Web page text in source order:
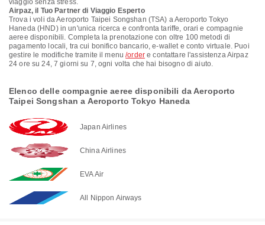
viaggio senza stress.
Airpaz, il Tuo Partner di Viaggio Esperto
Trova i voli da Aeroporto Taipei Songshan (TSA) a Aeroporto Tokyo
Haneda (HND) in un'unica ricerca e confronta tariffe, orari e compagnie
aeree disponibili. Completa la prenotazione con oltre 100 metodi di
pagamento locali, tra cui bonifico bancario, e-wallet e conto virtuale. Puoi
gestire le modifiche tramite il menu/order e contattare l'assistenza Airpaz
24 ore su 24, 7 giorni su 7, ogni volta che hai bisogno di aiuto.
Elenco delle compagnie aeree disponibili da Aeroporto
Taipei Songshan a Aeroporto Tokyo Haneda
Japan Airlines
China Airlines
EVA Air
All Nippon Airways